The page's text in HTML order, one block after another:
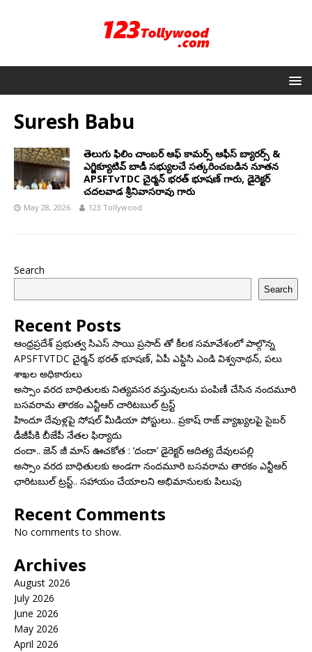
Suresh Babu
తెలుగు ఫిలిం చాంబర్ ఆఫ్ కామర్స్ ఆఫీస్ బ్యారర్స్ &
ఎగ్జిక్యూటివ్ బాడీ సభ్యులచే సత్కరించబడిన నూతన
APSFTvTDC చైర్మన్ భరత్ భూషణ్ గారు, డైరెక్టర్
చదలవాడ శ్రీనివాసరావు గారు
May 28, 2026 123 Tollywood
Search
Search
Recent Posts
ఆంధ్రప్రదేశ్ ప్రభుత్వ సిఎస్ సాయి ప్రసాద్ తో కీలక సమావేశంలో పాల్గొన్న
APSFTVTDC చైర్మన్ భరత్ భూషణ్, ఏపీ ఎఫ్డిసి ఎండి విశ్వనాథన్, పలు
శాఖల అధికారులు
అస్సాం వరద బాధితులకు నిత్యవసర వస్తువులను పంపిణీ చేసిన నందమూరి
బసవరామ తారకం ఎన్టీఆర్ చారిటబుల్ ట్రస్ట్
హిందూ దేవుళ్లపై సోషల్ మీడియా పోస్టులు.. ప్రకాష్ రాజ్ వ్యాఖ్యలపై సైబర్
డీజీపీకి బీజేపీ నేతల ఫిర్యాదు
దందా.. జెన్ జీ మాస్ ఊచకోత : ‘దందా’ డైరెక్ట‌ర్ ఆదిత్య దేవులపల్లి
అస్సాం వరద బాధితులకు అండగా నందమూరి బసవరామ తారకం ఎన్టీఆర్
ఛారిటబుల్ ట్రస్ట్.. సహాయం చేయాలని అభిమానులకు పిలుపు
Recent Comments
No comments to show.
Archives
August 2026
July 2026
June 2026
May 2026
April 2026